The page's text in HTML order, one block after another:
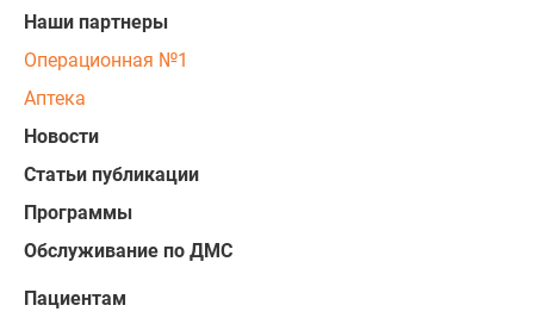
Наши партнеры
Операционная №1
Аптека
Новости
Статьи публикации
Программы
Обслуживание по ДМС
Пациентам